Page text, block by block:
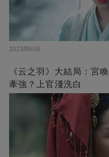
2023/09/16
《云之羽》大結局：宮
牽強？上官淺洗白